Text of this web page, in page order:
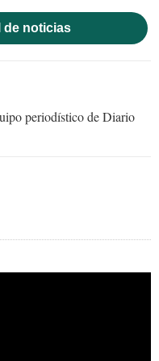
de noticias
periodístico de Diario